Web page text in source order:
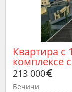
Квартира с
комплексе
213 000
Бечичи